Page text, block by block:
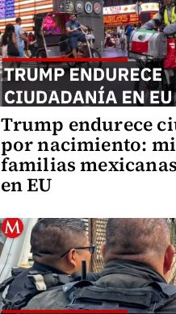
Trump endurece
por nacimiento:
familias
en EU